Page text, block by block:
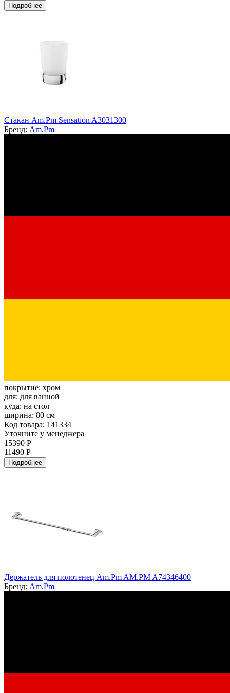
Подробнее
Стакан Am.Pm Sensation A3031300
Бренд: Am.Pm
покрытие: хром
для: для ванной
куда: на стол
ширина: 80 см
Код товара: 141334
Уточните у менеджера
15390 Р
11490 Р
Подробнее
Держатель для полотенец Am.Pm AM.PM A74346400
Бренд: Am.Pm